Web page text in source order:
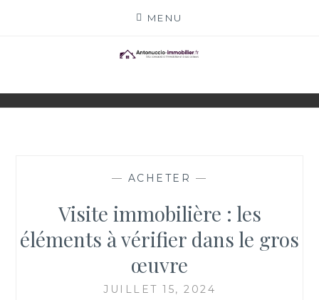
MENU
ANTONUCCIO-
IMMOBILIER.FR
ACTEURS
— ACHETER —
Visite immobilière : les
éléments à vérifier dans le gros
œuvre
JUILLET 15, 2024